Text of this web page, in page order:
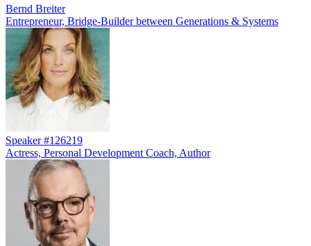
Bernd Breiter
Entrepreneur, Bridge-Builder between Generations & Systems
Speaker #126219
Actress, Personal Development Coach, Author